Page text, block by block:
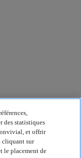
des statistiques
et offrir
cliquant sur
le placement de